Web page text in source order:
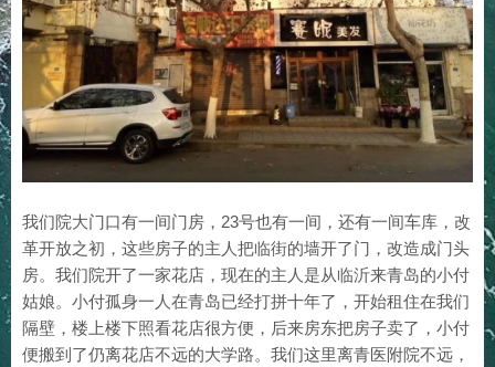
我们院大门口有一间门房，23号也有一间，还有一间车库，改
革开放之初，这些房子的主人把临街的墙开了门，改造成门头
房。我们院开了一家花店，现在的主人是从临沂来青岛的小付
姑娘。小付孤身一人在青岛已经打拼十年了，开始租住在我们
隔壁，楼上楼下照看花店很方便，后来房东把房子卖了，小付
便搬到了仍离花店不远的大学路。我们这里离青医附院不远，